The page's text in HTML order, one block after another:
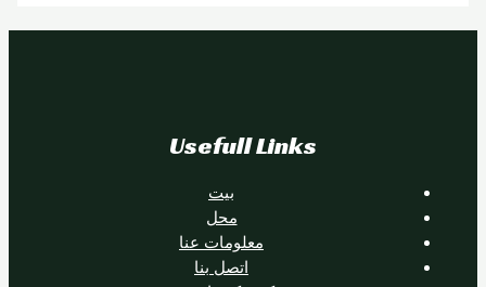
Usefull Links
بيت
محل
معلومات عنا
اتصل بنا